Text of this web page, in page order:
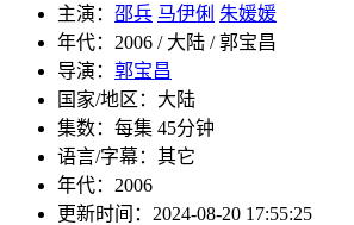
主演： 邵兵 马伊俐 朱媛媛
年代： 2006 / 大陆 / 郭宝昌
导演： 郭宝昌
国家/地区： 大陆
集数： 每集 45分钟
语言/字幕： 其它
年代： 2006
更新时间： 2024-08-20 17:55:25